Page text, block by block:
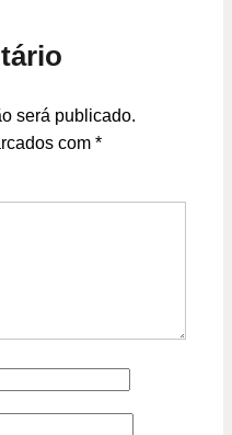
será publicado.
com *